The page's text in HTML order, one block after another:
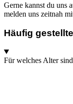
Gerne kannst du uns
melden uns zeitnah
Häufig
Für welches Alter